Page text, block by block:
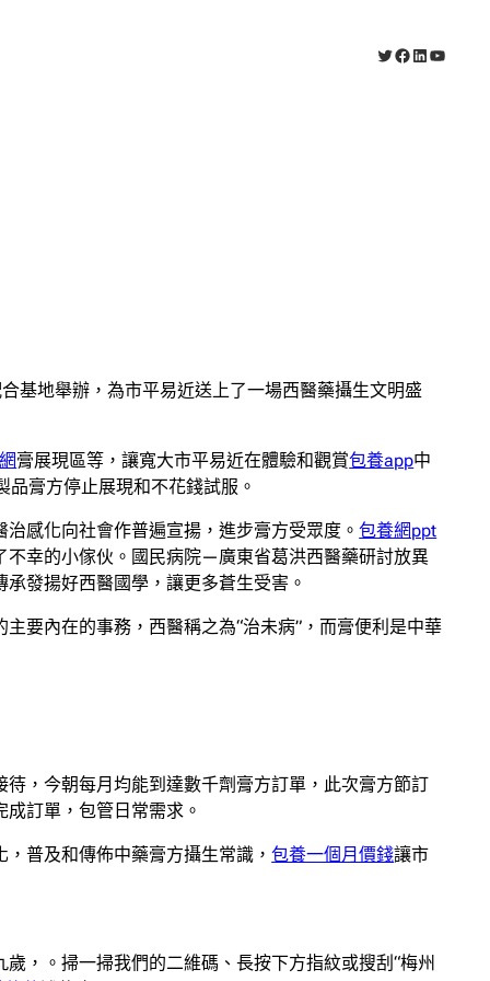
X Facebook
LinkedIn
基地舉辦，為市平易近送上了一場西醫藥攝生文明盛
膏展現區等，讓寬大市平易近在體驗和觀賞包養app中
品膏方停止展現和不花錢試服。
感化向社會作普遍宣揚，進步膏方受眾度。包養網ppt
不幸的小傢伙。國民病院—廣東省葛洪西醫藥研討放異
承發揚好西醫國學，讓更多蒼生受害。
要內在的事務，西醫稱之為“治未病”，而膏便利是中華
，今朝每月均能到達數千劑膏方訂單，此次膏方節訂
訂單，包管日常需求。
普及和傳佈中藥膏方攝生常識，包養一個月價錢讓市
，。掃一掃我們的二維碼、長按下方指紋或搜刮“梅州